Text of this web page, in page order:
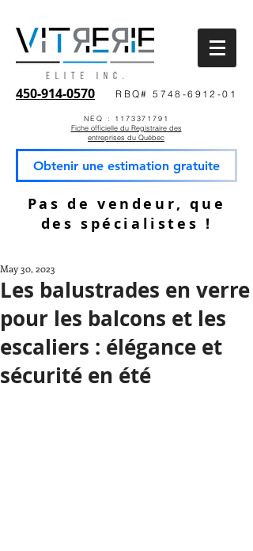
450-914-0570 RBQ# 5748-6912-01
NEQ : 1173371791
Fiche officielle du Registraire des
entreprises du Québec
Obtenir une estimation gratuite
Pas de vendeur, que
des spécialistes !
Les balustrades en verre
pour les balcons et les
escaliers : élégance et
sécurité en été
May 30, 2023